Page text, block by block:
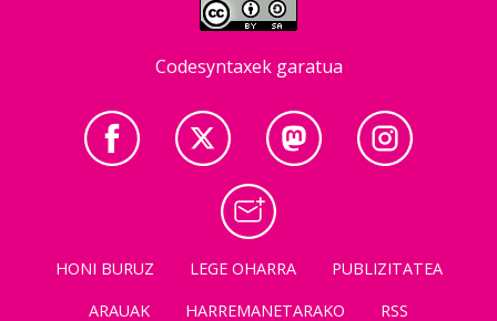
Codesyntaxek garatua
HONI BURUZ LEGE OHARRA
PUBLIZITATEA
ARAUAK
HARREMANETARAKO RSS